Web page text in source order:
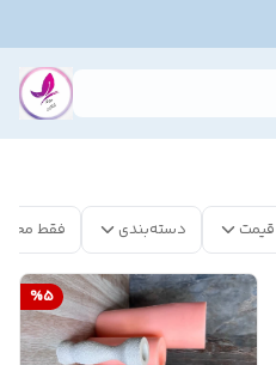
قیمت دسته‌بندی فقط
%5